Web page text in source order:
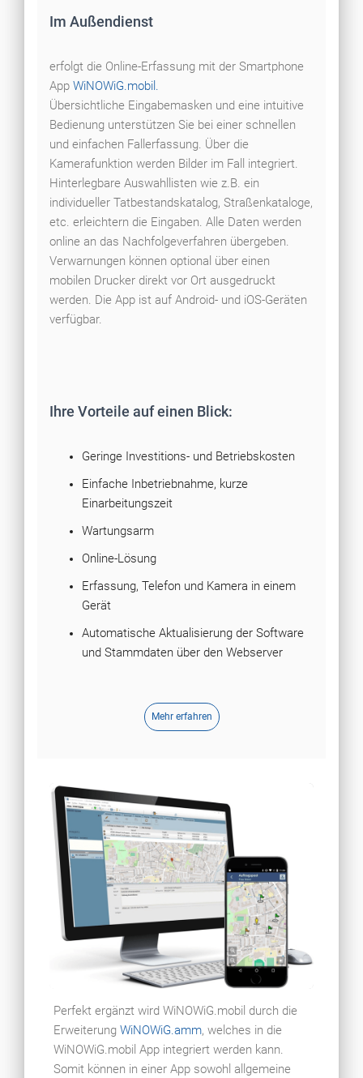
Im Außendienst
erfolgt die Online-Erfassung mit der Smartphone
App WiNOWiG.mobil.
Übersichtliche Eingabemasken und eine intuitive
Bedienung unterstützen Sie bei einer schnellen
und einfachen Fallerfassung. Über die
Kamerafunktion werden Bilder im Fall integriert.
Hinterlegbare Auswahllisten wie z.B. ein
individueller Tatbestandskatalog, Straßenkataloge,
etc. erleichtern die Eingaben. Alle Daten werden
online an das Nachfolgeverfahren übergeben.
Verwarnungen können optional über einen
mobilen Drucker direkt vor Ort ausgedruckt
werden. Die App ist auf Android- und iOS-Geräten
verfügbar.
Ihre Vorteile auf einen Blick:
Geringe Investitions- und Betriebskosten
Einfache Inbetriebnahme, kurze
Einarbeitungszeit
Wartungsarm
Online-Lösung
Erfassung, Telefon und Kamera in einem
Gerät
Automatische Aktualisierung der Software
und Stammdaten über den Webserver
Mehr erfahren
Perfekt ergänzt wird WiNOWiG.mobil durch die
Erweiterung WiNOWiG.amm, welches in die
WiNOWiG.mobil App integriert werden kann.
Somit können in einer App sowohl allgemeine